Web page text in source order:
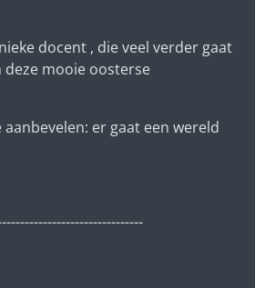
docent , die veel verder gaat
mooie oosterse
aanbevelen: er gaat een wereld